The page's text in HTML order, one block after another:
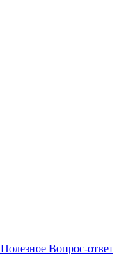
Полезное Вопрос-ответ